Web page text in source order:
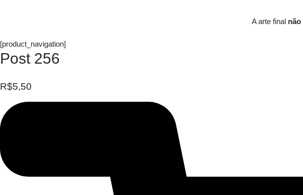
A arte final não
[product_navigation]
Post 256
R$5,50